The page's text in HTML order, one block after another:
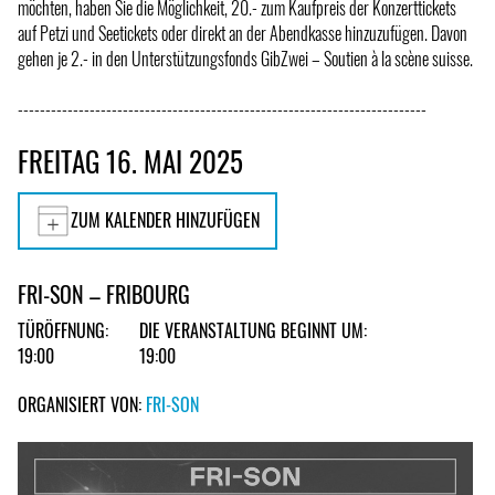
möchten, haben Sie die Möglichkeit, 20.- zum Kaufpreis der Konzerttickets
auf Petzi und Seetickets oder direkt an der Abendkasse hinzuzufügen. Davon
gehen je 2.- in den Unterstützungsfonds GibZwei – Soutien à la scène suisse.
--------------------------------------------------------------------------
FREITAG 16. MAI 2025
ZUM KALENDER HINZUFÜGEN
FRI-SON – FRIBOURG
TÜRÖFFNUNG:
19:00
DIE VERANSTALTUNG BEGINNT UM:
19:00
ORGANISIERT VON: FRI-SON